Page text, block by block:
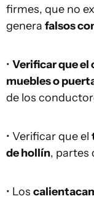
firmes, que no
genera falsos
• Verificar que el
muebles o
de los
• Verificar que el
de hollín, partes
• Los